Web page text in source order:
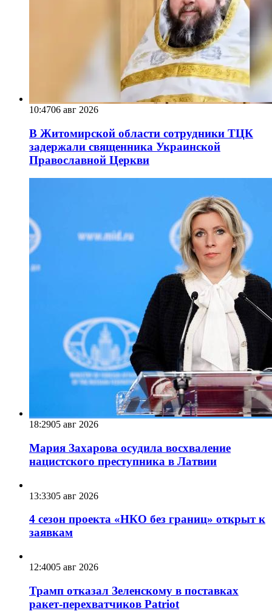
10:4706 авг 2026
В Житомирской области сотрудники ТЦК
задержали священника Украинской
Православной Церкви
18:2905 авг 2026
Мария Захарова осудила восхваление
нацистского преступника в Латвии
13:3305 авг 2026
4 сезон проекта «НКО без границ» открыт к
заявкам
12:4005 авг 2026
Трамп отказал Зеленскому в поставках
ракет-перехватчиков Patriot